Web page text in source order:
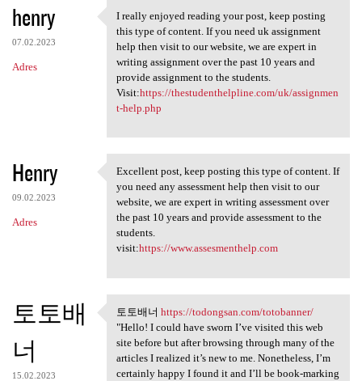
henry
07.02.2023
Adres
I really enjoyed reading your
I really enjoyed reading your post, keep posting
this type of content. If you need uk assignment
help then visit to our website, we are expert in
writing assignment over the past 10 years and
provide assignment to the students.
Visit:https://thestudenthelpline.com/uk/assignmen
t-help.php
Henry
09.02.2023
Adres
Excellent post, keep posting
Excellent post, keep posting this type of content. If
you need any assessment help then visit to our
website, we are expert in writing assessment over
the past 10 years and provide assessment to the
students.
visit:https://www.assesmenthelp.com
토토배
너
15.02.2023
토토배너 https://todongsan.com
토토배너 https://todongsan.com/totobanner/
"Hello! I could have sworn I’ve visited this web
site before but after browsing through many of the
articles I realized it’s new to me. Nonetheless, I’m
certainly happy I found it and I’ll be book-marking